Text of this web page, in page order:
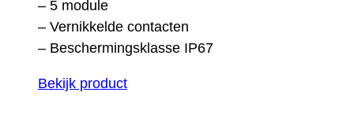
– 5 module
– Vernikkelde contacten
– Beschermingsklasse IP67
Bekijk product